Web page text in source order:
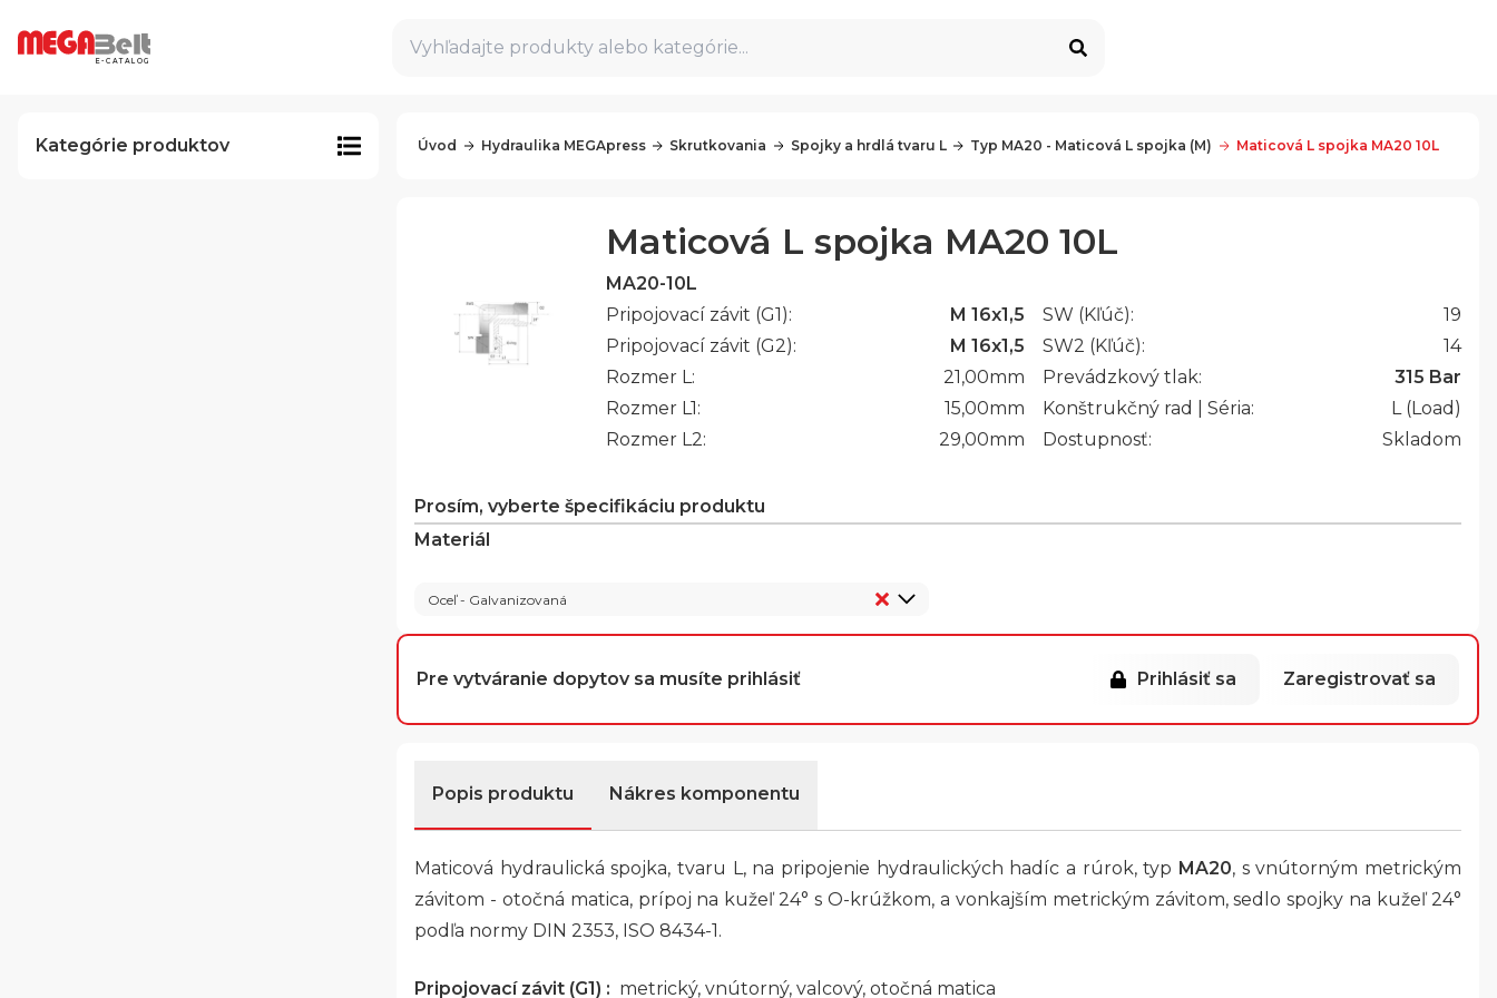
E-CATALOG
Vyhľadajte produkty alebo kategórie...
Kategórie produktov Úvod Hydraulika MEGApress Skrutkovania Spojky a hrdlá tvaru L Typ MA20 - Maticová L spojka (M) Maticová L spojka MA20 10L
Maticová L spojka MA20 10L
MA20-10L
Pripojovací závit (G1):
M 16x1,5
Pripojovací závit (G2):
M 16x1,5
Rozmer L:
21,00mm
Rozmer L1:
15,00mm
Rozmer L2:
29,00mm
SW (Kľúč):
19
SW2 (Kľúč):
14
Prevádzkový tlak:
315 Bar
Konštrukčný rad | Séria:
L (Load)
Dostupnosť:
Skladom
Prosím, vyberte špecifikáciu produktu
Materiál
Oceľ - Galvanizovaná
Pre vytváranie dopytov sa musíte prihlásiť Prihlásiť sa Zaregistrovať sa
Popis produktu Nákres komponentu
Maticová hydraulická spojka, tvaru L, na pripojenie hydraulických hadíc a rúrok, typ MA20, s vnútorným metrickým
závitom - otočná matica, prípoj na kužeľ 24° s O-krúžkom, a vonkajším metrickým závitom, sedlo spojky na kužeľ 24°
podľa normy DIN 2353, ISO 8434-1.
Pripojovací závit (G1) : metrický, vnútorný, valcový, otočná matica